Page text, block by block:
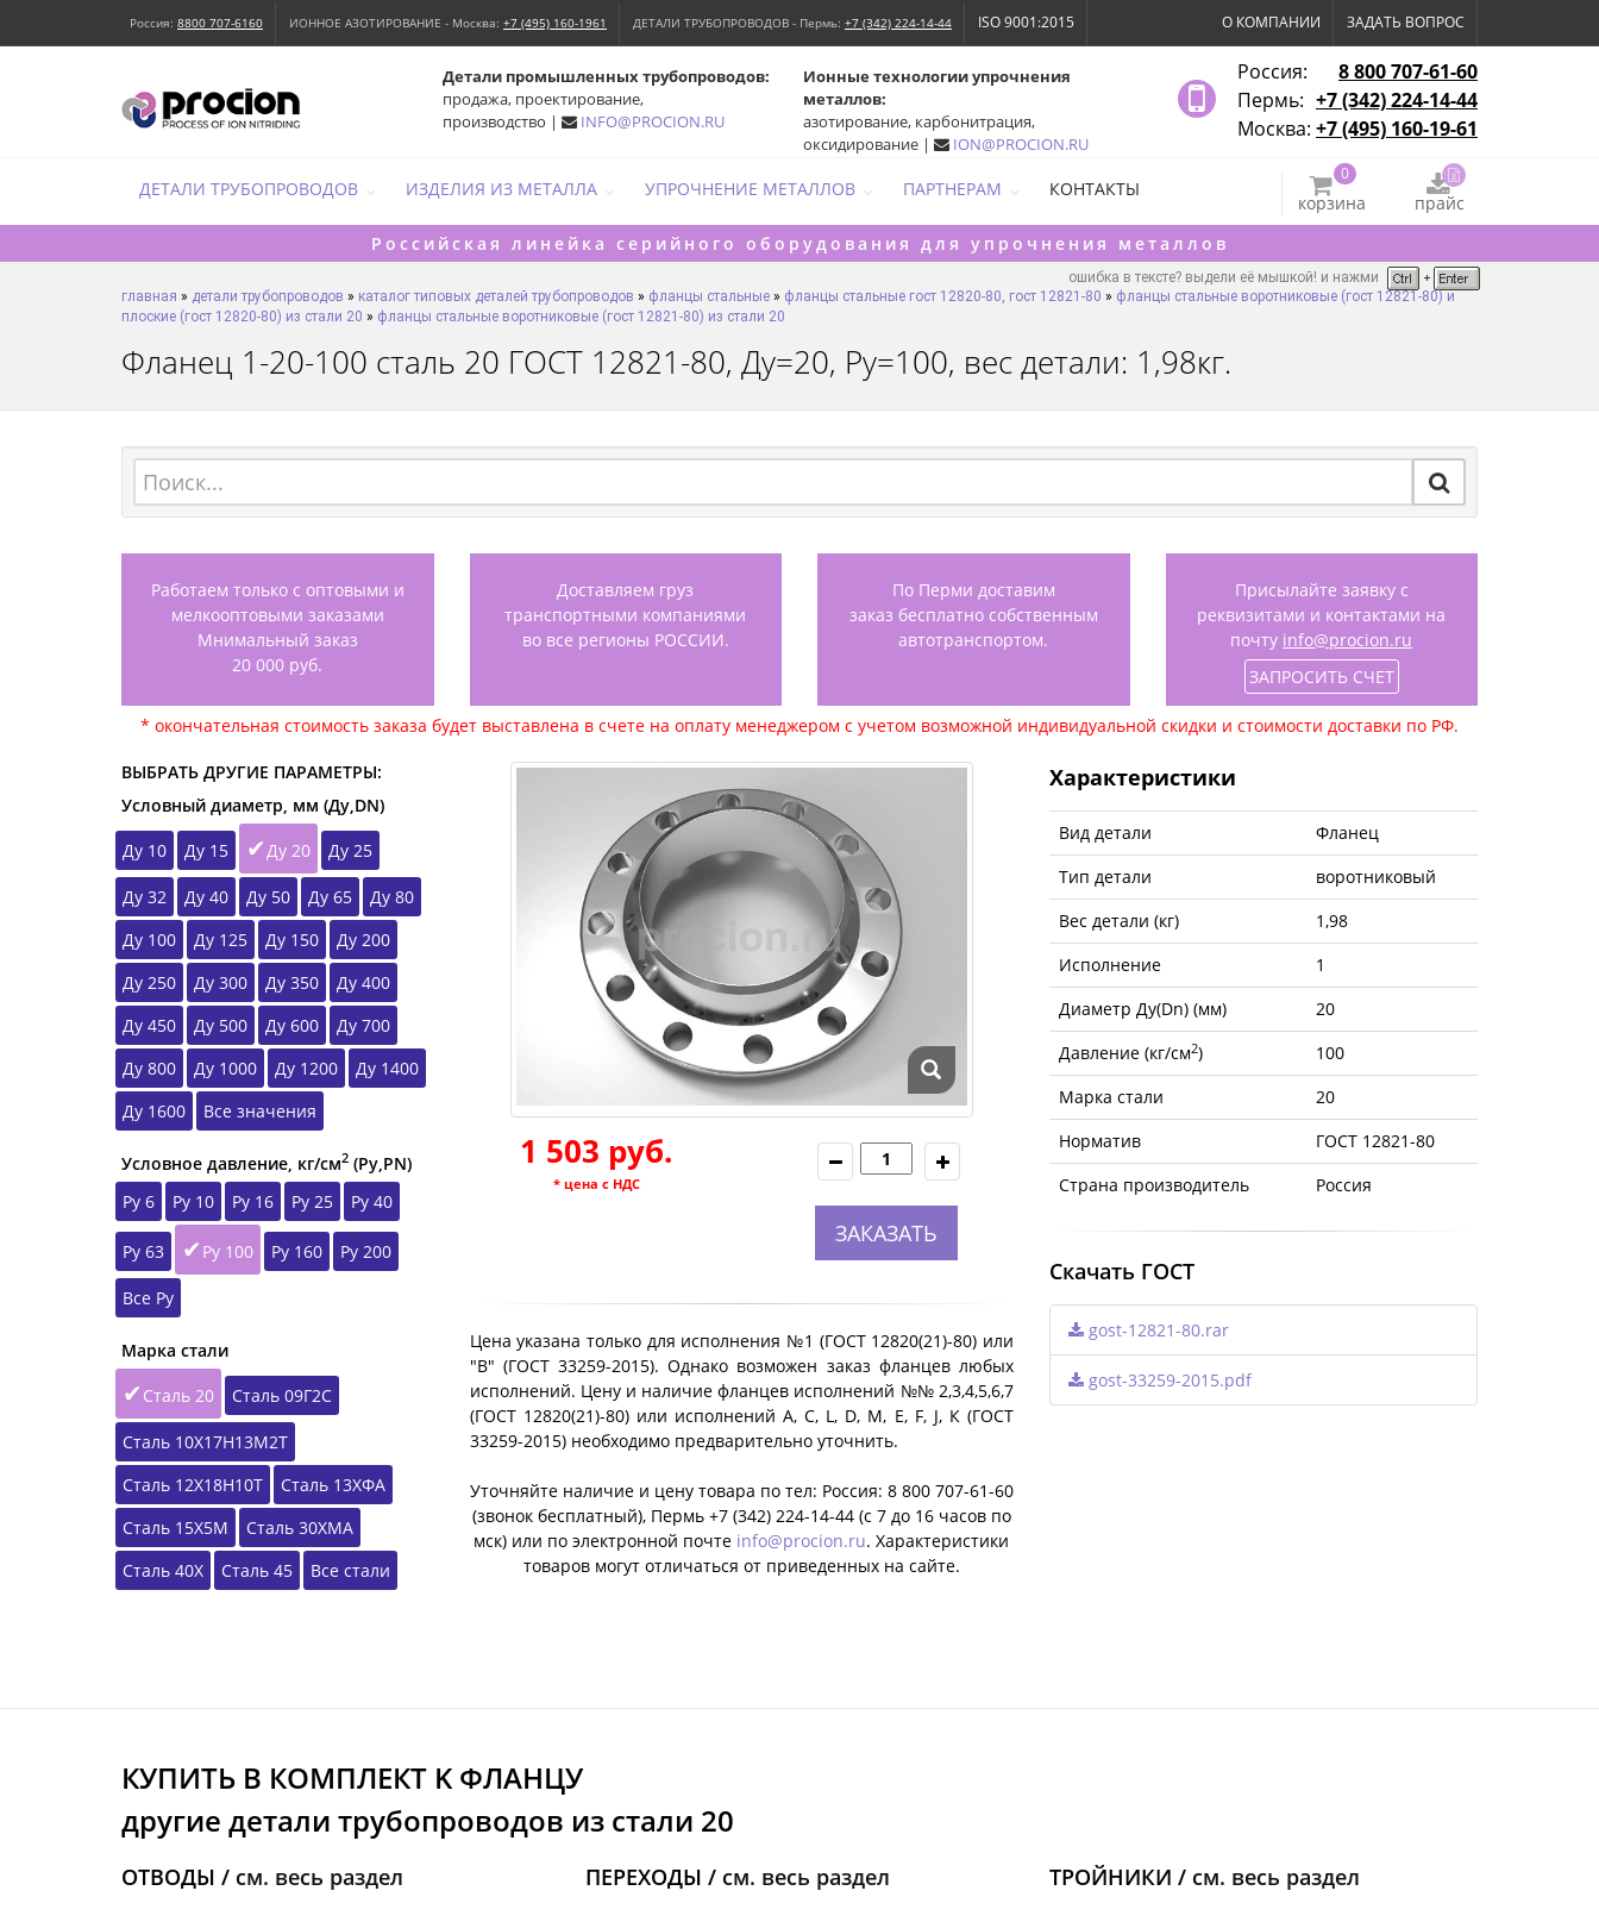
О КОМПАНИИ ЗАДАТЬ ВОПРОС
Россия: 8800 707-6160 ИОННОЕ АЗОТИРОВАНИЕ - Москва: +7 (495) 160-1961 ДЕТАЛИ ТРУБОПРОВОДОВ - Пермь: +7 (342) 224-14-44 ISO 9001:2015
Россия:
8 800 707-61-60
Пермь: +7 (342) 224-14-44
Москва: +7 (495) 160-19-61
Ионные технологии упрочнения
металлов:
азотирование, карбонитрация,
оксидирование |
ION@PROCION.RU
Детали промышленных трубопроводов:
продажа, проектирование,
производство |
INFO@PROCION.RU
ДЕТАЛИ ТРУБОПРОВОДОВ ИЗДЕЛИЯ ИЗ МЕТАЛЛА УПРОЧНЕНИЕ МЕТАЛЛОВ ПАРТНЕРАМ КОНТАКТЫ
0
корзина
прайс
Российская линейка серийного оборудования для упрочнения металлов
ошибка в тексте? выдели её мышкой! и нажми
главная » детали трубопроводов » каталог типовых деталей трубопроводов » фланцы стальные » фланцы стальные гост 12820-80, гост 12821-80 » фланцы стальные воротниковые (гост 12821-80) и
плоские (гост 12820-80) из стали 20 » фланцы стальные воротниковые (гост 12821-80) из стали 20
Фланец 1-20-100 сталь 20 ГОСТ 12821-80, Ду=20, Ру=100, вес детали: 1,98кг.
Работаем только с оптовыми и
мелкооптовыми заказами
Мнимальный заказ
20 000 руб.
Доставляем груз
транспортными компаниями
во все регионы РОССИИ.
По Перми доставим
заказ бесплатно собственным
автотранспортом.
Присылайте заявку с
реквизитами и контактами на
почту info@procion.ru
ЗАПРОСИТЬ СЧЕТ
* окончательная стоимость заказа будет выставлена в счете на оплату менеджером с учетом возможной индивидуальной скидки и стоимости доставки по РФ.
ВЫБРАТЬ ДРУГИЕ ПАРАМЕТРЫ:
Условный диаметр, мм (Ду,DN)
Ду 10
Ду 15 Ду 20 Ду 25
Ду 32 Ду 40 Ду 50 Ду 65
Ду 80
Ду 100
Ду 125 Ду 150
Ду 200
Ду 250
Ду 300 Ду 350
Ду 400
Ду 450
Ду 500 Ду 600
Ду 700
Ду 800
Ду 1000 Ду 1200
Ду 1400
Ду 1600
Все значения
Условное давление, кг/см2 (Ру,РN)
Ру 6
Ру 10 Ру 16 Ру 25 Ру 40
Ру 63 Ру 100 Ру 160 Ру 200
Все Ру
Марка стали
Сталь 20
Сталь 09Г2С
Сталь 10Х17Н13М2Т
Сталь 12Х18Н10Т
Сталь 13ХФА
Сталь 15Х5М
Сталь 30ХМА
Сталь 40Х
Сталь 45 Все стали
1 503 руб.
* цена с НДС
ЗАКАЗАТЬ
Цена указана только для исполнения №1 (ГОСТ 12820(21)-80) или
"B" (ГОСТ 33259-2015). Однако возможен заказ фланцев любых
исполнений. Цену и наличие фланцев исполнений №№ 2,3,4,5,6,7
(ГОСТ 12820(21)-80) или исполнений A, C, L, D, M, E, F, J, К (ГОСТ
33259-2015) необходимо предварительно уточнить.
Уточняйте наличие и цену товара по тел: Россия: 8 800 707-61-60
(звонок бесплатный), Пермь +7 (342) 224-14-44 (c 7 до 16 часов по
мск) или по электронной почте info@procion.ru. Характеристики
товаров могут отличаться от приведенных на сайте.
Характеристики
Вид детали
Фланец
Тип детали
воротниковый
Вес детали (кг)
1,98
Исполнение
1
Диаметр Ду(Dn) (мм)
20
Давление (кг/см2)
100
Марка стали
20
Норматив
ГОСТ 12821-80
Страна производитель
Россия
Скачать ГОСТ
gost-12821-80.rar
gost-33259-2015.pdf
КУПИТЬ В КОМПЛЕКТ K ФЛАНЦУ
другие детали трубопроводов из стали 20
ОТВОДЫ / см. весь раздел ПЕРЕХОДЫ / см. весь раздел ТРОЙНИКИ / см. весь раздел